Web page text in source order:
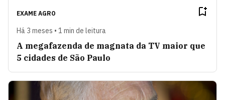
EXAME AGRO
Há 3 meses • 1 min de leitura
A megafazenda de magnata da TV maior que
5 cidades de São Paulo